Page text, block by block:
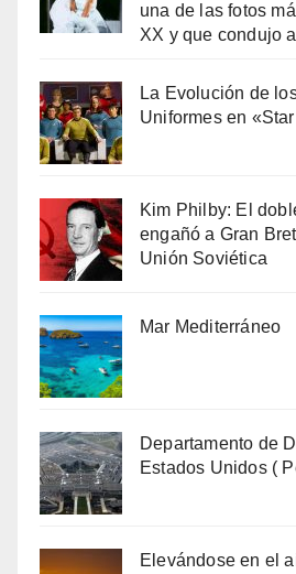
una de las fotos
XX y que condujo
La Evolución de
Uniformes en
Kim Philby: El
engañó a Gran
Unión Soviética
Mar Mediterráneo
Departamento de
Estados Unidos (
Elevándose en el